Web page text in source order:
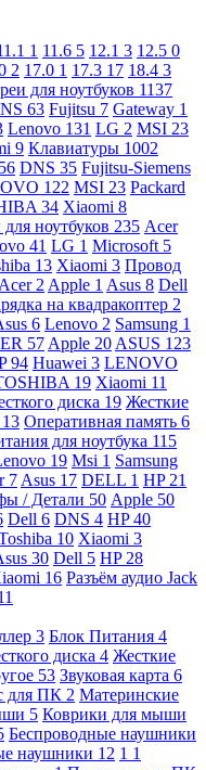
1 11.6 5 12.1 3 12.5 0
2 17.0 1 17.3 17 18.4 3
для ноутбуков 1137
63 Fujitsu 7 Gateway 1
Lenovo 131 LG 2 MSI 23
9 Клавиатуры 1002
56 DNS 35 Fujitsu-Siemens
122 MSI 23 Packard
34 Xiaomi 8
ноутбуков 235 Acer
41 LG 1 Microsoft 5
13 Xiaomi 3 Провод
Acer 2 Apple 1 Asus 8 Dell
на квадракоптер 2
6 Lenovo 2 Samsung 1
57 Apple 20 ASUS 123
94 Huawei 3 LENOVO
19 Xiaomi 11
диска 19 Жесткие
13 Оперативная память 6
для ноутбука 115
19 Msi 1 Samsung
7 Asus 17 DELL 1 HP 21
/ Детали 50 Apple 50
Dell 6 DNS 4 HP40
10 Xiaomi 3
30 Dell 5 HP 28
16 Разъём аудио Jack
3 Блок Питания 4
диска 4 Жесткие
53 Звуковая карта 6
для ПК 2 Материнские
5 Коврики для мыши
Беспроводные наушники
наушники 12 1 1